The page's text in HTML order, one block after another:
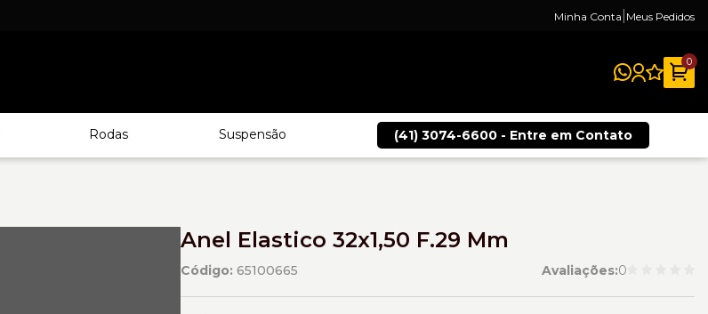
Minha Conta Meus Pedidos
0
Rodas Suspensão (41) 3074-6600 - Entre em Contato
Anel Elastico 32x1,50 F.29 Mm
Código: 65100665 Avaliações:0